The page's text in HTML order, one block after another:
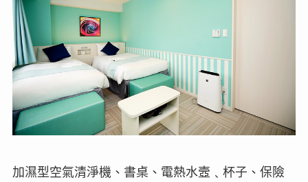
加濕型空氣清淨機、書桌、電熱水壼﹑杯子、保險